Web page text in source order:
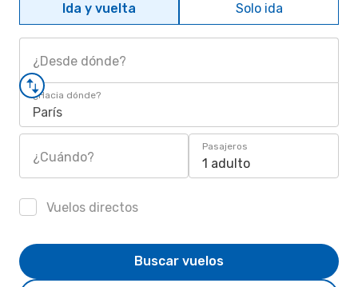
Ida y vuelta Solo ida
¿Desde dónde?
¿Hacia dónde?
París
¿Cuándo?
Pasajeros
1 adulto
Vuelos directos
Buscar vuelos